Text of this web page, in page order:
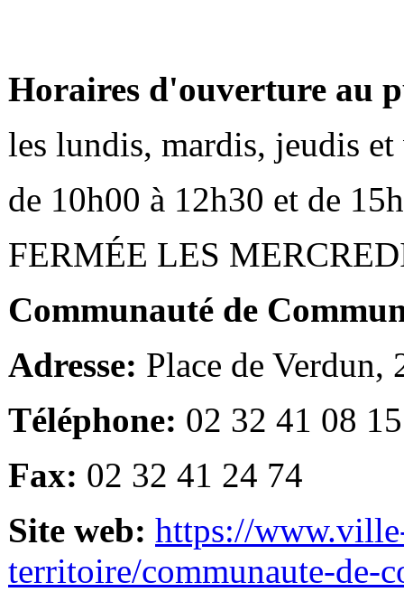
Horaires d'ouverture au
les lundis, mardis, jeudis et
de 10h00 à 12h30 et de
FERMÉE LES
Communauté de
Adresse: Place de Verdun,
Téléphone: 02 32 41 08 15
Fax: 02 32 41 24 74
Site web: https://
territoire/communaute-de-